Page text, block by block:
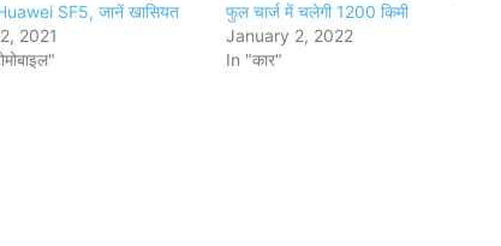
SF5, जानें खासियत
2021
फुल चार्ज में चलेगी 1200 किमी
January 2, 2022
In "कार"